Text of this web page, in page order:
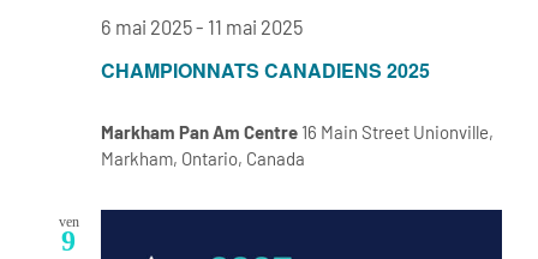
CHAMPIONNATS CANADIENS 2025
6 mai 2025- 11 mai 2025
Markham Pan Am Centre 16 Main Street Unionville,
Markham, Ontario, Canada
ven
9